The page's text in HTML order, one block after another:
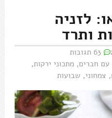
לזניה
ותרד
63 תגובות
חברים, מתכוני ירקות,
, צמחוני, שבועות